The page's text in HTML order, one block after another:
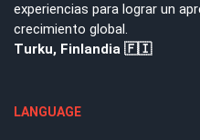
experiencias para lograr un
crecimiento global.
Turku, Finlandia 🇫🇮
LANGUAGE